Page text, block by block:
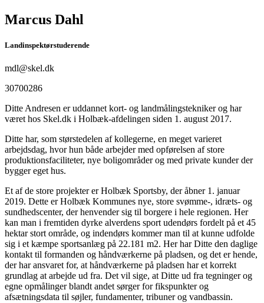
Marcus Dahl
Landinspektørstuderende
mdl@skel.dk
30700286
Ditte Andresen er uddannet kort- og landmålingstekniker og har
været hos Skel.dk i Holbæk-afdelingen siden 1. august 2017.
Ditte har, som størstedelen af kollegerne, en meget varieret
arbejdsdag, hvor hun både arbejder med opførelsen af store
produktionsfaciliteter, nye boligområder og med private kunder der
bygger eget hus.
Et af de store projekter er Holbæk Sportsby, der åbner 1. januar
2019. Dette er Holbæk Kommunes nye, store svømme-, idræts- og
sundhedscenter, der henvender sig til borgere i hele regionen. Her
kan man i fremtiden dyrke alverdens sport udendørs fordelt på et 45
hektar stort område, og indendørs kommer man til at kunne udfolde
sig i et kæmpe sportsanlæg på 22.181 m2. Her har Ditte den daglige
kontakt til formanden og håndværkerne på pladsen, og det er hende,
der har ansvaret for, at håndværkerne på pladsen har et korrekt
grundlag at arbejde ud fra. Det vil sige, at Ditte ud fra tegninger og
egne opmålinger blandt andet sørger for fikspunkter og
afsætningsdata til søjler, fundamenter, tribuner og vandbassin.